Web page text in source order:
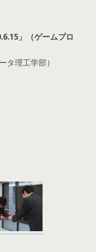
」（ゲームプロ
理工学部）